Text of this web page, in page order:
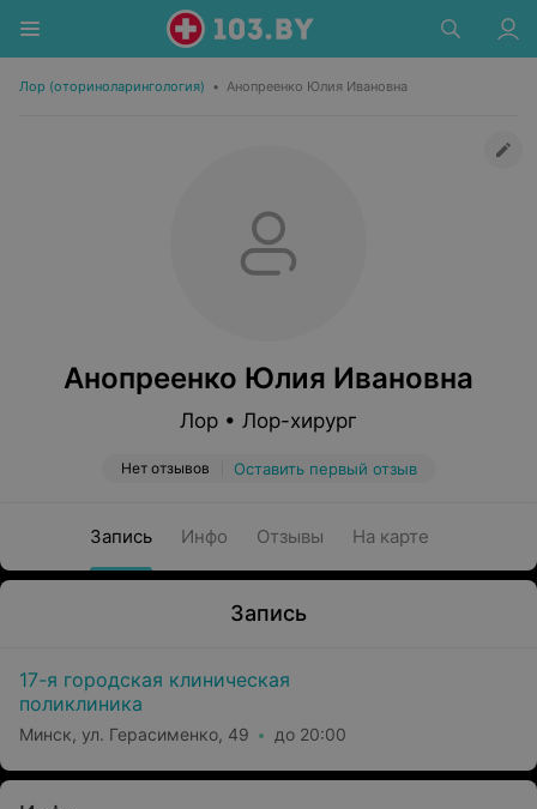
Лор (оториноларингология) • Анопреенко Юлия Ивановна
Анопреенко Юлия Ивановна
Лор • Лор-хирург
Нет отзывов Оставить первый отзыв
Запись Инфо Отзывы На карте
Запись
17-я городская клиническая
поликлиника
Минск, ул. Герасименко, 49 до 20:00